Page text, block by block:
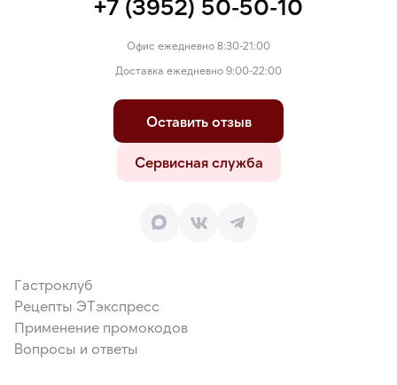
+7 (3952) 50-50-10
Офис ежедневно 8:30-21:00
Доставка ежедневно 9:00-22:00
Оставить отзыв
Сервисная служба
Гастроклуб
Рецепты ЭТэкспресс
Применение промокодов
Вопросы и ответы